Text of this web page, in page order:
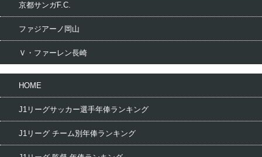
京都サンガF.C.
ファジアーノ岡山
Ｖ・ファーレン長崎
HOME
J1リーグサッカー選手年俸ランキング
J1リーグ チーム別年俸ランキング